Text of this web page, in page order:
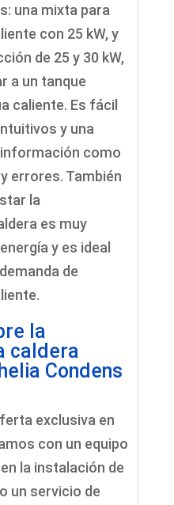
una mixta para
con 25 kW, y
de 25 y 30 kW,
a un tanque
caliente. Es fácil
y una
como
errores. También
la
es muy
y es ideal
de
la
caldera
Condens
exclusiva en
con un equipo
la instalación de
un servicio de